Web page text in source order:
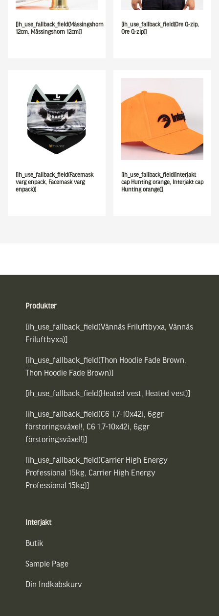
[ih_use_fallback_field(Mässingshorn
12cm, Mässingshorn 12cm)]
[ih_use_fallback_field(Ore Q-zip,
Ore Q-zip)]
[ih_use_fallback_field(Facemask
varg enpack, Facemask varg
enpack)]
[ih_use_fallback_field(Interjakt
cap Hunting orange, Interjakt cap
Hunting orange)]
Produkter
[ih_use_fallback_field(Vännäs Friluftbyxa, Vännäs
Friluftbyxa)]
[ih_use_fallback_field(Thon Hoodie Fade Brown,
Thon Hoodie Fade Brown)]
[ih_use_fallback_field(Heated vest, Heated vest)]
[ih_use_fallback_field(C6 1,7-10x42i, 6ggr
förstoringsväxel!, C6 1,7-10x42i, 6ggr
förstoringsväxel!)]
[ih_use_fallback_field(Carrier High Energy
Professional 15kg, Carrier High Energy
Professional 15kg)]
Interjakt
Butik
Sample Page
Din Indkøbskurv